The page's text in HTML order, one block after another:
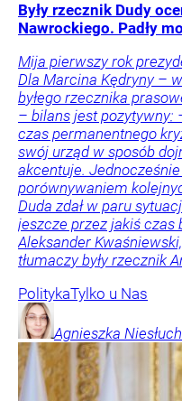
Były rzecznik Dudy
Nawrockiego. Padły
Mija pierwszy rok
Dla Marcina Kędryny –
byłego rzecznika
– bilans jest pozytywny:
czas permanentnego
swój urząd w sposób
akcentuje.
porównywaniem
Duda zdał w paru
jeszcze przez jakiś czas
Aleksander
tłumaczy były rzecznik
PolitykaTylko u Nas
Agnieszka